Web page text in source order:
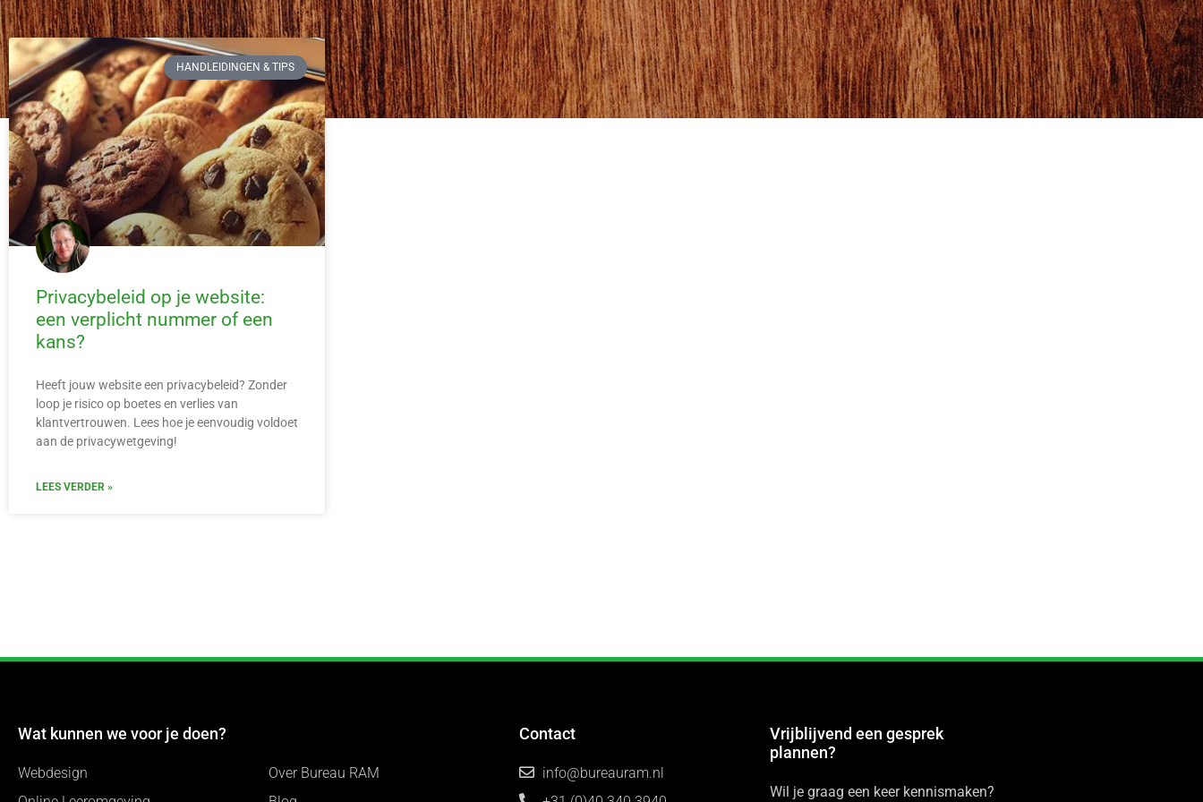
HANDLEIDINGEN & TIPS
Privacybeleid op je website:
een verplicht nummer of een
kans?
Heeft jouw website een privacybeleid? Zonder
loop je risico op boetes en verlies van
klantvertrouwen. Lees hoe je eenvoudig voldoet
aan de privacywetgeving!
LEES VERDER »
Wat kunnen we voor je doen?
Webdesign
Over Bureau RAM
Contact
info@bureauram.nl
Vrijblijvend een gesprek
plannen?
Wil je graag een keer kennismaken?